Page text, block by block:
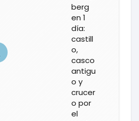
berg
en 1
día:
castill
o,
casco
antigu
o y
crucer
o por
el